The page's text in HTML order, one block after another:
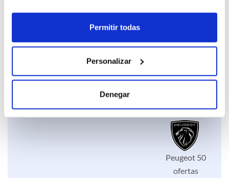
Permitir todas
Personalizar
Denegar
Lexus 6 ofertas
Mazda 25
Nissan 36
Peugeot 50
ofertas